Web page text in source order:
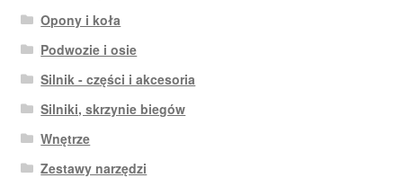
Opony i koła
Podwozie i osie
Silnik - części i akcesoria
Silniki, skrzynie biegów
Wnętrze
Zestawy narzędzi